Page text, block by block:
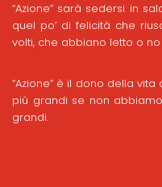
“Azione” sarà sedersi in
quel po’ di felicità che
volti, che abbiano letto o no
“Azione” è il dono della
più grandi se non
grandi.